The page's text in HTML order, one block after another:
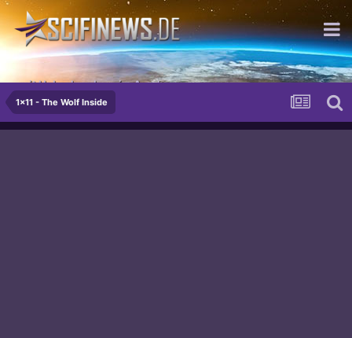
mit Hubschraubern im Arsch
1x11 - The Wolf Inside